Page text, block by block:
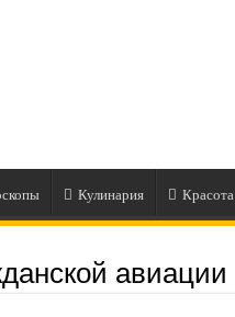
Кулинария Красота
авиации